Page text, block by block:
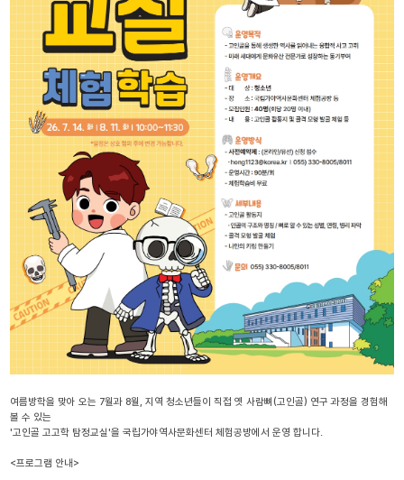
여름방학을 맞아 오는 7월과 8월, 지역 청소년들이 직접 옛 사람뼈(고인골) 연구 과정을 경험해
볼 수 있는
'고인골 고고학 탐정교실'을 국립가야역사문화센터 체험공방에서 운영 합니다.
<프로그램 안내>